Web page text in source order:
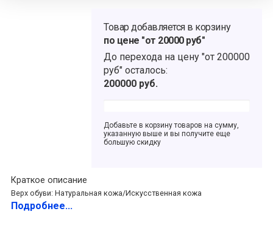
Краткое описание
Верх обуви: Натуральная кожа/Искусственная кожа
Подробнее...
Товар добавляется в корзину
по цене "от 20000 руб"
До перехода на цену "от 200000
руб" осталось:
200000 руб.
Добавьте в корзину товаров на сумму,
указанную выше и вы получите еще
большую скидку